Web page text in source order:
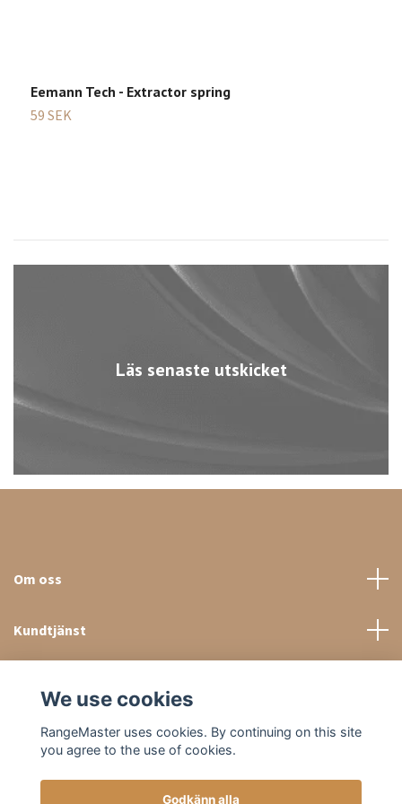
Läs senaste utskicket
Eemann Tech - Extractor spring
59 SEK
Om oss
Kundtjänst
We use cookies
RangeMaster uses cookies. By continuing on this site
you agree to the use of cookies.
Godkänn alla